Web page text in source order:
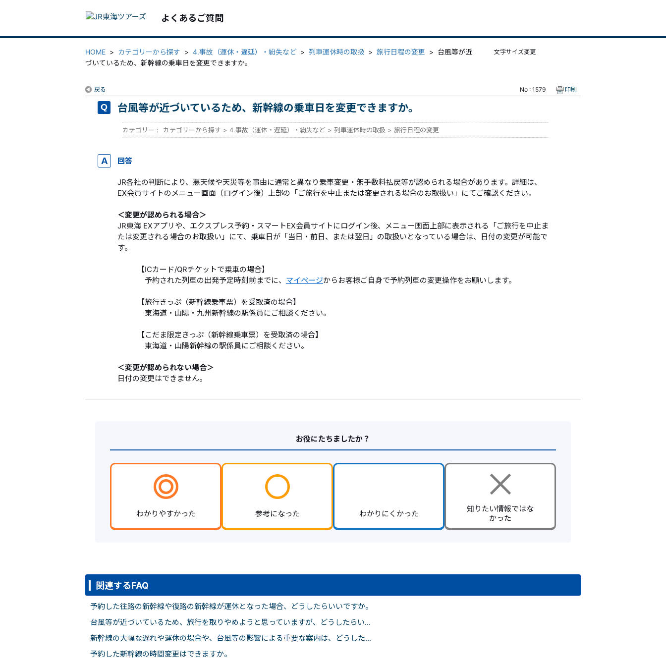
よくあるご質問
文字サイズ変更
HOME > カテゴリーから探す > 4.事故（運休・遅延）・紛失など > 列車運休時の取扱 > 旅行日程の変更 > 台風等が近
づいているため、新幹線の乗車日を変更できますか。
戻る No : 1579 印刷
台風等が近づいているため、新幹線の乗車日を変更できますか。
カテゴリー : カテゴリーから探す > 4.事故（運休・遅延）・紛失など > 列車運休時の取扱 > 旅行日程の変更
回答
JR各社の判断により、悪天候や天災等を事由に通常と異なり乗車変更・無手数料払戻等が認められる場合があります。詳細は、
EX会員サイトのメニュー画面（ログイン後）上部の「ご旅行を中止または変更される場合のお取扱い」にてご確認ください。
＜変更が認められる場合＞
JR東海 EXアプリや、エクスプレス予約・スマートEX会員サイトにログイン後、メニュー画面上部に表示される「ご旅行を中止ま
たは変更される場合のお取扱い」にて、乗車日が「当日・前日、または翌日」の取扱いとなっている場合は、日付の変更が可能で
す。
【ICカード/QRチケットで乗車の場合】
予約された列車の出発予定時刻前までに、 マイページからお客様ご自身で予約列車の変更操作をお願いします。
【旅行きっぷ（新幹線乗車票）を受取済の場合】
東海道・山陽・九州新幹線の駅係員にご相談ください。
【こだま限定きっぷ（新幹線乗車票）を受取済の場合】
東海道・山陽新幹線の駅係員にご相談ください。
＜変更が認められない場合＞
日付の変更はできません。
お役にたちましたか？
わかりやすかった 参考になった わかりにくかった
知りたい情報ではな
かった
関連するFAQ
予約した往路の新幹線や復路の新幹線が運休となった場合、どうしたらいいですか。
台風等が近づいているため、旅行を取りやめようと思っていますが、どうしたらい...
新幹線の大幅な遅れや運休の場合や、台風等の影響による重要な案内は、どうした...
予約した新幹線の時間変更はできますか。